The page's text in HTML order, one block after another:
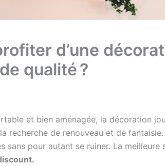
d’une
qualité ?
et bien aménagée, la décoration
recherche de renouveau et de
sans pour autant se ruiner. La